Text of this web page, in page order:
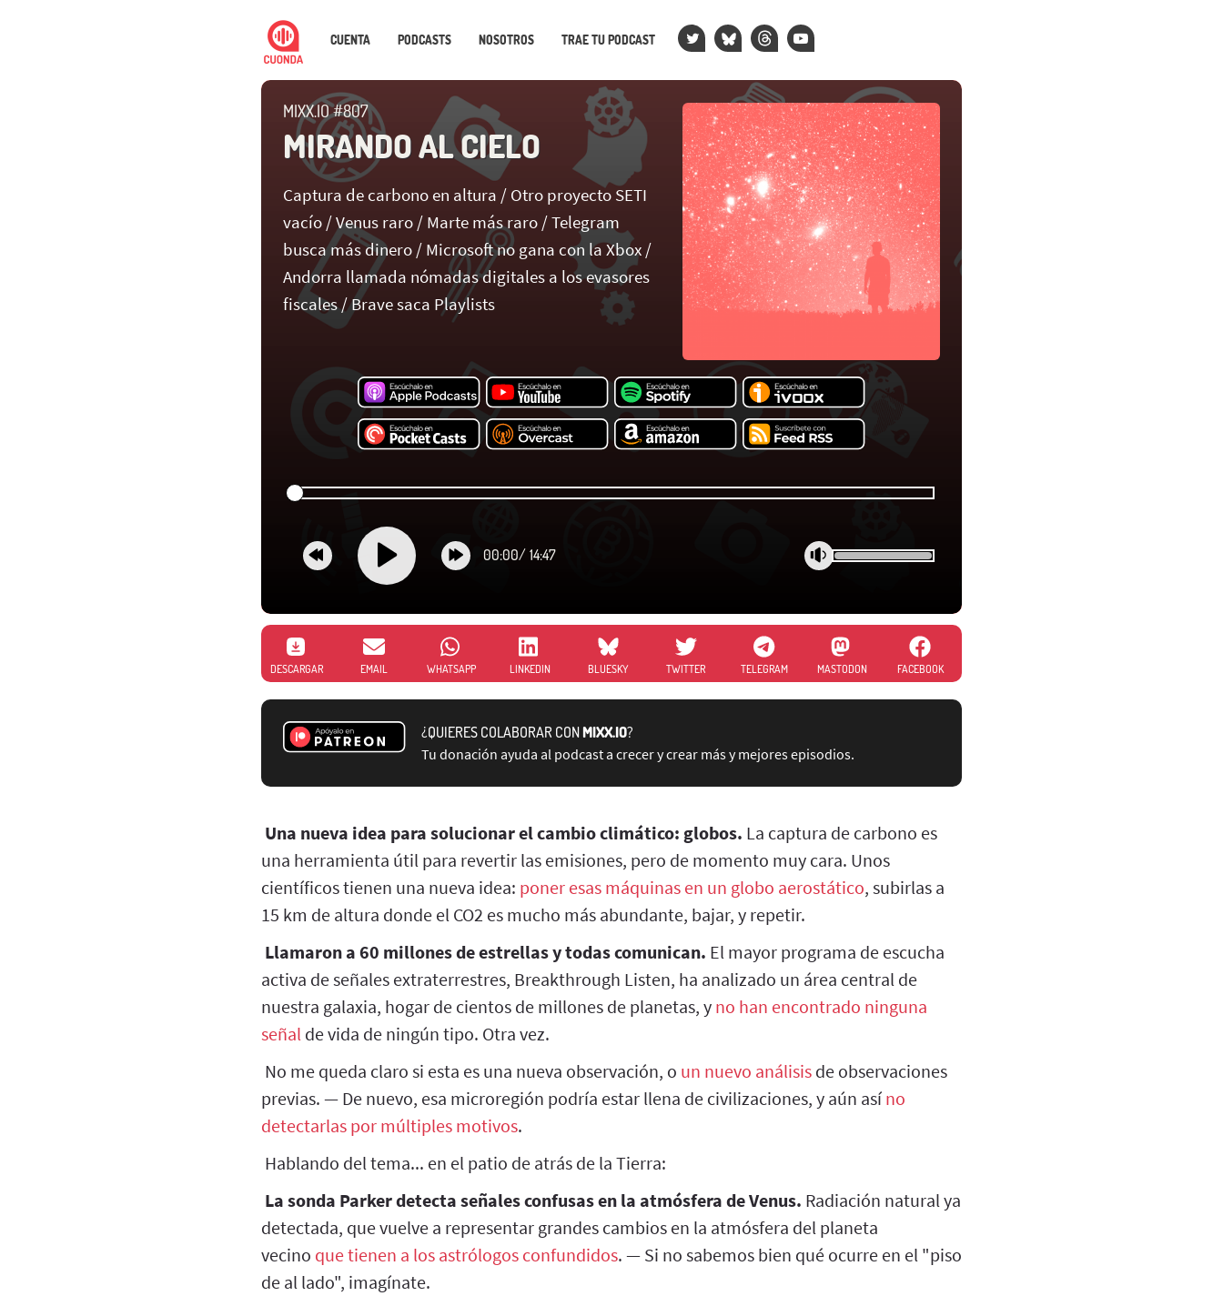
CUENTA PODCASTS NOSOTROS TRAE TU PODCAST
MIXX.IO #807
MIRANDO AL CIELO
Captura de carbono en altura / Otro proyecto SETI
vacío / Venus raro / Marte más raro / Telegram
busca más dinero / Microsoft no gana con la Xbox /
Andorra llamada nómadas digitales a los evasores
fiscales / Brave saca Playlists
00:00/ 14:47
DESCARGAR EMAIL WHATSAPP LINKEDIN BLUESKY TWITTER TELEGRAM MASTODON FACEBOOK
¿QUIERES COLABORAR CONMIXX.IO?
Tu donación ayuda al podcast a crecer y crear más y mejores episodios.
Una nueva idea para solucionar el cambio climático: globos. La captura de carbono es
una herramienta útil para revertir las emisiones, pero de momento muy cara. Unos
científicos tienen una nueva idea: poner esas máquinas en un globo aerostático, subirlas a
15 km de altura donde el CO2 es mucho más abundante, bajar, y repetir.
Llamaron a 60 millones de estrellas y todas comunican. El mayor programa de escucha
activa de señales extraterrestres, Breakthrough Listen, ha analizado un área central de
nuestra galaxia, hogar de cientos de millones de planetas, y no han encontrado ninguna
señal de vida de ningún tipo. Otra vez.
No me queda claro si esta es una nueva observación, o un nuevo análisis de observaciones
previas. — De nuevo, esa microregión podría estar llena de civilizaciones, y aún así no
detectarlas por múltiples motivos.
Hablando del tema... en el patio de atrás de la Tierra:
La sonda Parker detecta señales confusas en la atmósfera de Venus. Radiación natural ya
detectada, que vuelve a representar grandes cambios en la atmósfera del planeta
vecino que tienen a los astrólogos confundidos. — Si no sabemos bien qué ocurre en el "piso
de al lado", imagínate.